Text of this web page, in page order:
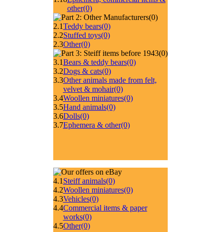
other(0)
(0)
2.1Teddy bears(0)
2.2Stuffed toys(0)
2.3Other(0)
(0)
3.1Bears & teddy bears(0)
3.2Dogs & cats(0)
3.3Other animals made from felt,
velvet & mohair(0)
3.4Woollen miniatures(0)
3.5Hand animals(0)
3.6Dolls(0)
3.7Ephemera & other(0)
4.1 Steiff animals(0)
4.2Woollen miniatures(0)
4.3Vehicles(0)
4.4Commercial items & paper
works(0)
4.5Other(0)